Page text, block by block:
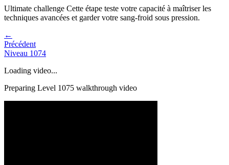
Ultimate challenge Cette étape teste votre capacité à maîtriser les
techniques avancées et garder votre sang-froid sous pression.
←
Précédent
Niveau 1074
Loading video...
Preparing Level 1075 walkthrough video